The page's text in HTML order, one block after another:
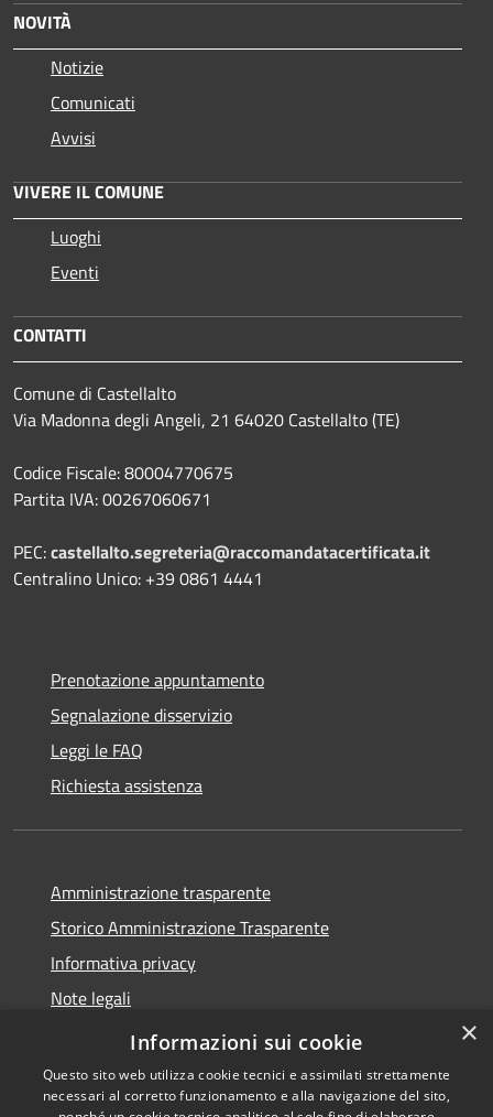
NOVITÀ
Notizie
Comunicati
Avvisi
VIVERE IL COMUNE
Luoghi
Eventi
CONTATTI
Comune di Castellalto
Via Madonna degli Angeli, 21 64020 Castellalto (TE)
Codice Fiscale: 80004770675
Partita IVA: 00267060671
PEC:castellalto.segreteria@raccomandatacertificata.it
Centralino Unico: +39 0861 4441
Prenotazione appuntamento
Segnalazione disservizio
Leggi le FAQ
Richiesta assistenza
Amministrazione trasparente
Storico Amministrazione Trasparente
Informativa privacy
Note legali
Dichiarazione di accessibilità
×
Informazioni sui cookie
Questo sito web utilizza cookie tecnici e assimilati strettamente
necessari al corretto funzionamento e alla navigazione del sito,